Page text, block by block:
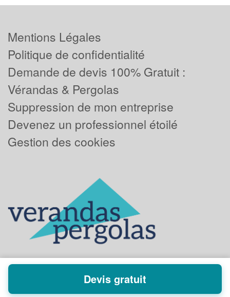
Mentions Légales
Politique de confidentialité
Demande de devis 100% Gratuit :
Vérandas & Pergolas
Suppression de mon entreprise
Devenez un professionnel étoilé
Gestion des cookies
Powered byPlus que pro
Devis gratuit